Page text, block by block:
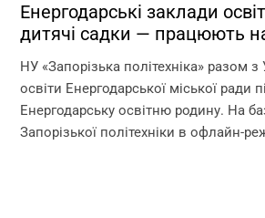
Енергодарські заклади
дитячі садки — працюють
Запорізької політехніки!
НУ «Запорізька політехніка» разом
освіти Енергодарської міської ради
Енергодарську освітню родину. На
Запорізької політехніки в офлайн-